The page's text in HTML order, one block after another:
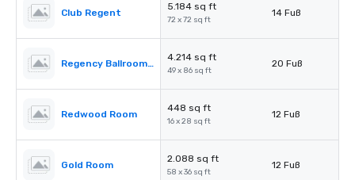
Club Regent
5.184 sq ft
72 x 72 sq ft
14 Fuß
Regency Ballroom II
4.214 sq ft
49 x 86 sq ft
20 Fuß
Redwood Room
448 sq ft
16 x 28 sq ft
12 Fuß
Gold Room
2.088 sq ft
58 x 36 sq ft
12 Fuß